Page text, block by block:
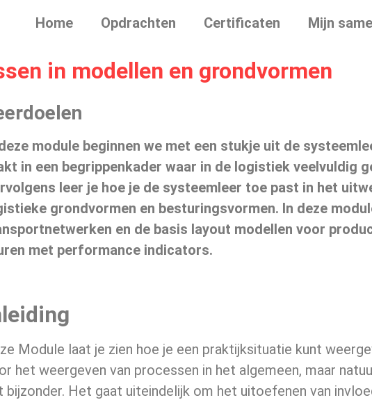
Home Opdrachten Certificaten Mijn
in modellen en grondvormen
module beginnen we met een stukje uit de
in een begrippenkader waar in de logistiek veelvuldig
leer je hoe je de systeemleer toe past in het
grondvormen en besturingsvormen. In deze
en de basis layout modellen voor
met performance indicators.
Module laat je zien hoe je een praktijksituatie kunt
het weergeven van processen in het algemeen, maar
bijzonder. Het gaat uiteindelijk om het uitoefenen van